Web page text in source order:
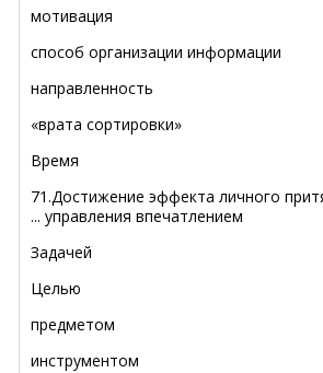
мотивация
способ организации информации
направленность
«врата сортировки»
Время
71.Достижение эффекта личного
... управления впечатлением
Задачей
Целью
предметом
инструментом